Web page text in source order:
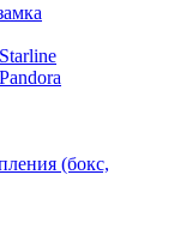
(бокс,